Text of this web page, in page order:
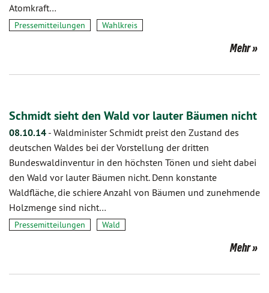
Atomkraft…
Pressemitteilungen Wahlkreis
Mehr
Schmidt sieht den Wald vor lauter Bäumen nicht
08.10.14 - Waldminister Schmidt preist den Zustand des
deutschen Waldes bei der Vorstellung der dritten
Bundeswaldinventur in den höchsten Tönen und sieht dabei
den Wald vor lauter Bäumen nicht. Denn konstante
Waldfläche, die schiere Anzahl von Bäumen und zunehmende
Holzmenge sind nicht…
Pressemitteilungen Wald
Mehr